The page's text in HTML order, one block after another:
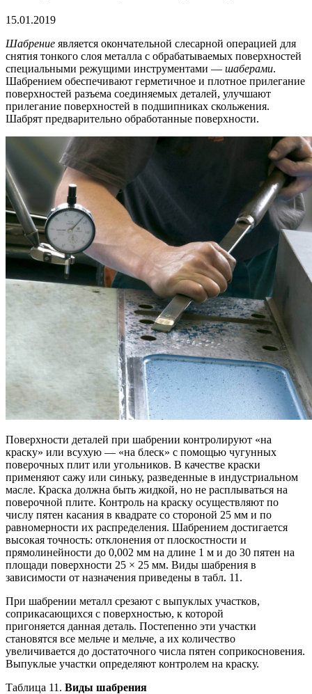
15.01.2019
Шабрение является окончательной слесарной операцией для
снятия тонкого слоя металла с обрабатываемых поверхностей
специальными режущими инструментами — шаберами.
Шабрением обеспечивают герметичное и плотное прилегание
поверхностей разъема соединяемых деталей, улучшают
прилегание поверхностей в подшипниках скольжения.
Шабрят предварительно обработанные поверхности.
Поверхности деталей при шабрении контролируют «на
краску» или всухую — «на блеск» с помощью чугунных
поверочных плит или угольников. В качестве краски
применяют сажу или синьку, разведенные в индустриальном
масле. Краска должна быть жидкой, но не расплываться на
поверочной плите. Контроль на краску осуществляют по
числу пятен касания в квадрате со стороной 25 мм и по
равномерности их распределения. Шабрением достигается
высокая точность: отклонения от плоскостности и
прямолинейности до 0,002 мм на длине 1 м и до 30 пятен на
площади поверхности 25 × 25 мм. Виды шабрения в
зависимости от назначения приведены в табл. 11.
При шабрении металл срезают с выпуклых участков,
соприкасающихся с поверхностью, к которой
пригоняется данная деталь. Постепенно эти участки
становятся все мельче и мельче, а их количество
увеличивается до достаточного числа пятен соприкосновения.
Выпуклые участки определяют контролем на краску.
Таблица 11. Виды шабрения